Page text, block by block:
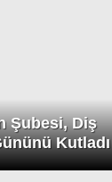
Şubesi, Diş
Kutladı